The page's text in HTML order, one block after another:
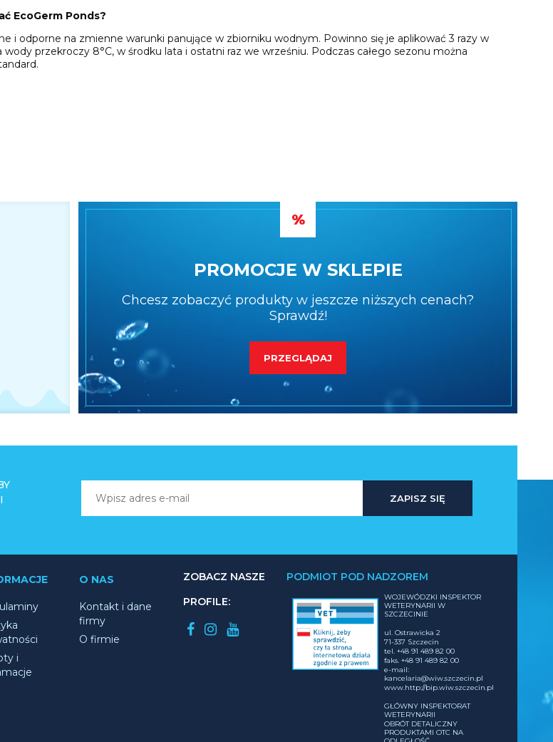
EcoGerm Ponds?
i odporne na zmienne warunki panujące w zbiorniku wodnym. Powinno się je aplikować 3 razy w
przekroczy 8°C, w środku lata i ostatni raz we wrześniu. Podczas całego sezonu można
PROMOCJE W SKLEPIE
Chcesz zobaczyć produkty w jeszcze niższych cenach?
Sprawdź!
PRZEGLĄDAJ
ZAPISZ SIĘ
i
O NAS
Kontakt i dane
firmy
O firmie
ZOBACZ NASZE
PROFILE:
PODMIOT POD NADZOREM
WOJEWÓDZKI INSPEKTOR
WETERYNARII W
SZCZECINIE
ul. Ostrawicka 2
71-337 Szczecin
tel. +48 91 489 82 00
faks. +48 91 489 82 00
e-mail:
kancelaria@wiw.szczecin.pl
www.http://bip.wiw.szczecin.pl
GŁÓWNY INSPEKTORAT
WETERYNARII
OBRÓT DETALICZNY
PRODUKTAMI OTC NA